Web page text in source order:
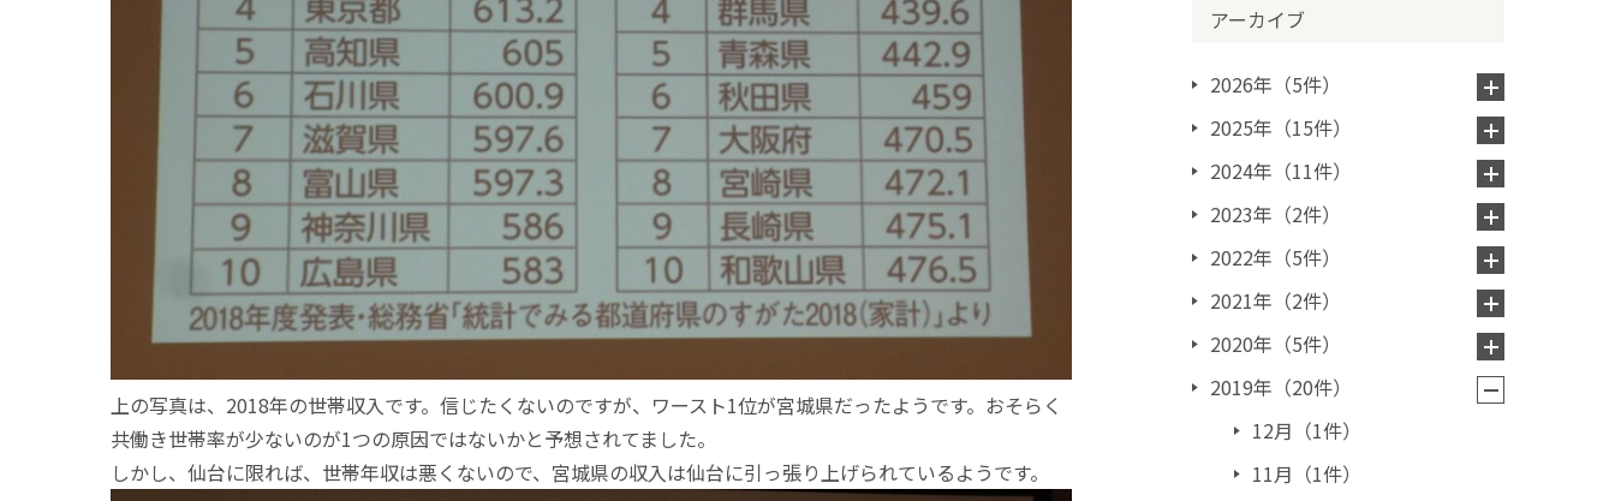
上の写真は、2018年の世帯収入です。信じたくないのですが、ワースト1位が宮城県だったようです。おそらく
共働き世帯率が少ないのが1つの原因ではないかと予想されてました。
しかし、仙台に限れば、世帯年収は悪くないので、宮城県の収入は仙台に引っ張り上げられているようです。
アーカイブ
2026年（5件）
2025年（15件）
2024年（11件）
2023年（2件）
2022年（5件）
2021年（2件）
2020年（5件）
2019年（20件）
12月（1件）
11月（1件）